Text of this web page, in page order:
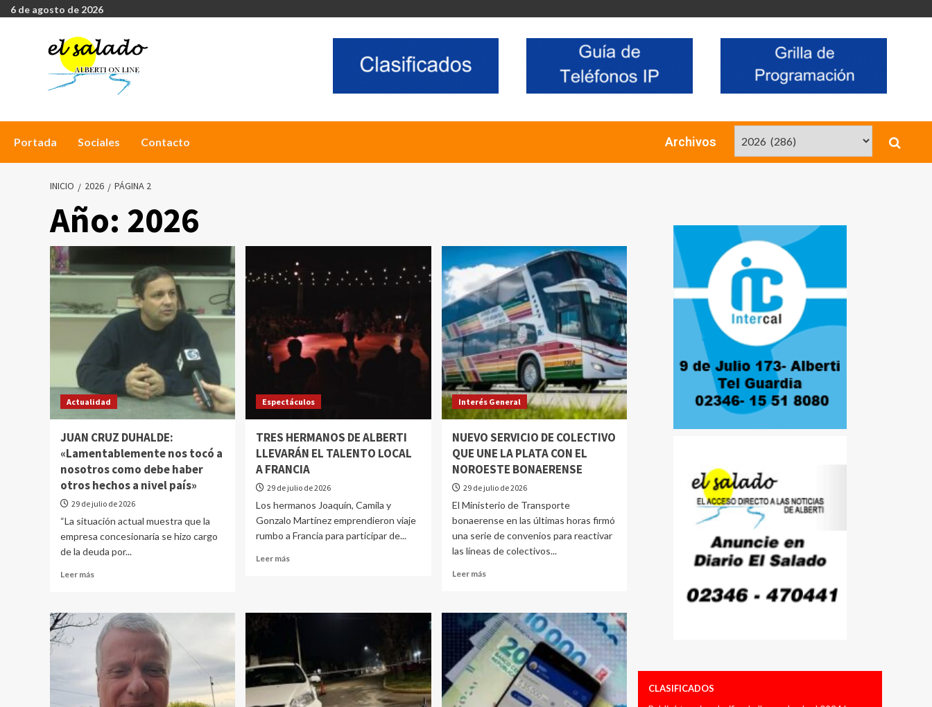
6 de agosto de 2026
Portada Sociales Contacto Archivos
INICIO 2026 PÁGINA 2
Año: 2026
Actualidad
JUAN CRUZ DUHALDE:
«Lamentablemente nos tocó a
nosotros como debe haber
otros hechos a nivel país»
29 de julio de 2026
“La situación actual muestra que la
empresa concesionaria se hizo cargo
de la deuda por...
Leer más
Espectáculos
TRES HERMANOS DE ALBERTI
LLEVARÁN EL TALENTO LOCAL
A FRANCIA
29 de julio de 2026
Los hermanos Joaquín, Camila y
Gonzalo Martínez emprendieron viaje
rumbo a Francia para participar de...
Leer más
Interés General
NUEVO SERVICIO DE COLECTIVO
QUE UNE LA PLATA CON EL
NOROESTE BONAERENSE
29 de julio de 2026
El Ministerio de Transporte
bonaerense en las últimas horas firmó
una serie de convenios para reactivar
las líneas de colectivos...
Leer más
CLASIFICADOS